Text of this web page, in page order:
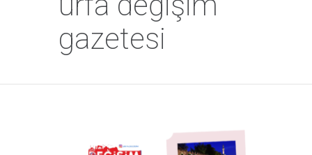
gazetesi